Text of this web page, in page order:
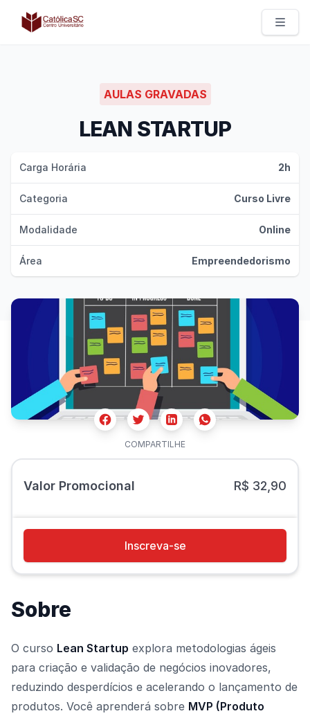
Católica SC | Experts
AULAS GRAVADAS
LEAN STARTUP
Carga Horária 2h
Categoria Curso Livre
Modalidade Online
Área Empreendedorismo
FacebookTwitterLinkedinWhatsapp
COMPARTILHE
Valor Promocional R$ 32,90
Inscreva-se
Sobre
O curso Lean Startup explora metodologias ágeis
para criação e validação de negócios inovadores,
reduzindo desperdícios e acelerando o lançamento de
produtos. Você aprenderá sobre MVP (Produto